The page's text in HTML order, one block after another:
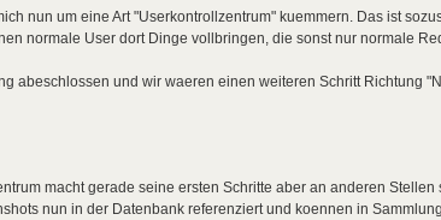
nun um eine Art "Userkontrollzentrum" kuemmern. Das ist
normale User dort Dinge vollbringen, die sonst nur normale
abeschlossen und wir waeren einen weiteren Schritt Richtung
macht gerade seine ersten Schritte aber an anderen Stellen
nun in der Datenbank referenziert und koennen in